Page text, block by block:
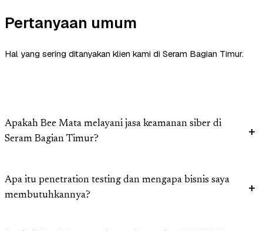
Pertanyaan umum
Hal yang sering ditanyakan klien kami di Seram Bagian Timur.
Apakah Bee Mata melayani jasa keamanan siber di
Seram Bagian Timur?
Apa itu penetration testing dan mengapa bisnis saya
membutuhkannya?